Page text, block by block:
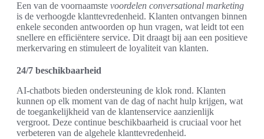
Een van de voornaamste voordelen conversational marketing
is de verhoogde klanttevredenheid. Klanten ontvangen binnen
enkele seconden antwoorden op hun vragen, wat leidt tot een
snellere en efficiëntere service. Dit draagt bij aan een positieve
merkervaring en stimuleert de loyaliteit van klanten.
24/7 beschikbaarheid
AI-chatbots bieden ondersteuning de klok rond. Klanten
kunnen op elk moment van de dag of nacht hulp krijgen, wat
de toegankelijkheid van de klantenservice aanzienlijk
vergroot. Deze continue beschikbaarheid is cruciaal voor het
verbeteren van de algehele klanttevredenheid.